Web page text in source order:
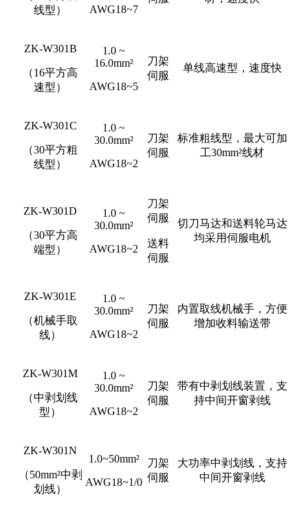
线型）
AWG18~7
ZK-W301B
（16平方高
速型）
1.0 ~
16.0mm²
AWG18~5
刀架
伺服
单线高速型，速度快
ZK-W301C
（30平方粗
线型）
1.0 ~
30.0mm²
AWG18~2
刀架
伺服
标准粗线型，最大可加
工30mm²线材
ZK-W301D
（30平方高
端型）
1.0 ~
30.0mm²
AWG18~2
刀架
伺服
送料
伺服
切刀马达和送料轮马达
均采用伺服电机
ZK-W301E
（机械手取
线）
1.0 ~
30.0mm²
AWG18~2
刀架
伺服
内置取线机械手，方便
增加收料输送带
ZK-W301M
（中剥划线
型）
1.0 ~
30.0mm²
AWG18~2
刀架
伺服
带有中剥划线装置，支
持中间开窗剥线
ZK-W301N
（50mm²中剥
划线）
1.0~50mm²
AWG18~1/0
刀架
伺服
大功率中剥划线，支持
中间开窗剥线